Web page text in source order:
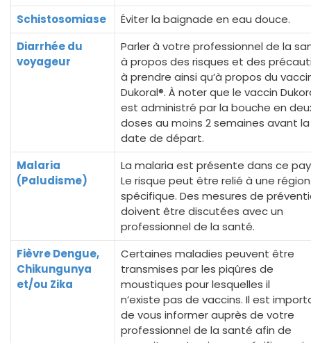
Schistosomiase
Éviter la baignade en eau douce.
Diarrhée du
voyageur
Parler à votre professionnel de la
à propos des risques et des
à prendre ainsi qu’à propos du
Dukoral®. À noter que le vaccin
est administré par la bouche en
doses au moins 2 semaines avant la
date de départ.
Malaria
(Paludisme)
La malaria est présente dans ce
Le risque peut être relié à une région
spécifique. Des mesures de
doivent être discutées avec un
professionnel de la santé.
Fièvre Dengue,
Chikungunya
et/ou Zika
Certaines maladies peuvent être
transmises par les piqûres de
moustiques pour lesquelles il
n’existe pas de vaccins. Il est
de vous informer auprès de votre
professionnel de la santé afin de